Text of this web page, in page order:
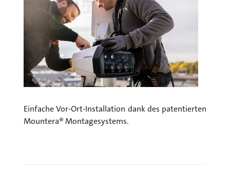
Einfache Vor-Ort-Installation dank des patentierten
Mountera® Montagesystems.